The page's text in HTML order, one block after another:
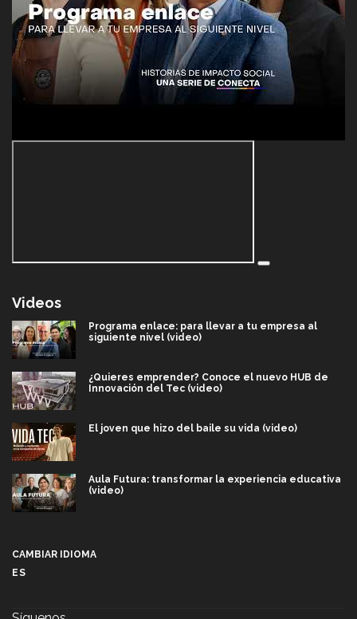
Videos
Programa enlace: para llevar a tu empresa al
siguiente nivel (video)
¿Quieres emprender? Conoce el nuevo HUB de
Innovación del Tec (video)
El joven que hizo del baile su vida (video)
Aula Futura: transformar la experiencia educativa
(video)
CAMBIAR IDIOMA
ES